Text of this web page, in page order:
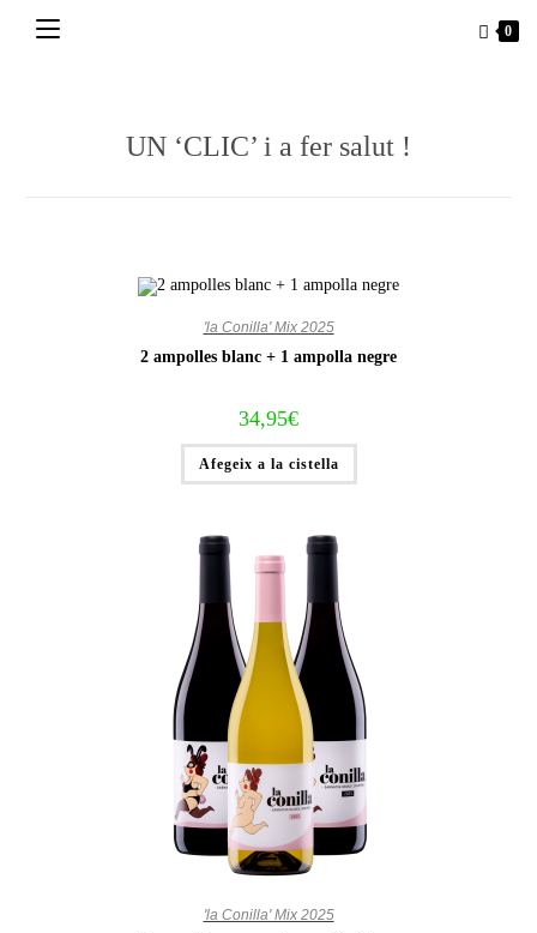
0
UN ‘CLIC’ i a fer salut !
'la Conilla' Mix 2025
2 ampolles blanc + 1 ampolla negre
34,95€
Afegeix a la cistella
'la Conilla' Mix 2025